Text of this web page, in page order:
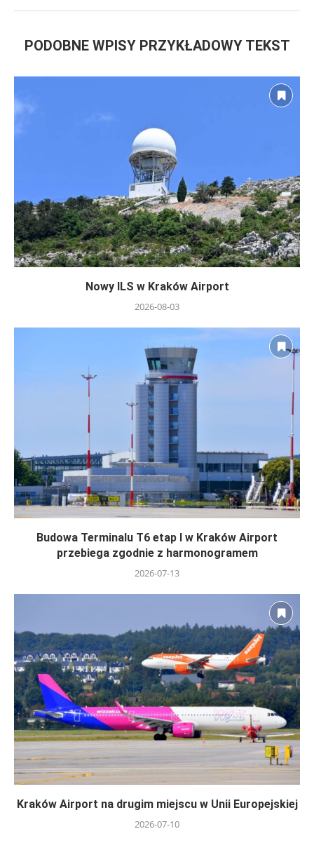
PODOBNE WPISY PRZYKŁADOWY TEKST
Nowy ILS w Kraków Airport
2026-08-03
Budowa Terminalu T6 etap I w Kraków Airport
przebiega zgodnie z harmonogramem
2026-07-13
Kraków Airport na drugim miejscu w Unii Europejskiej
2026-07-10